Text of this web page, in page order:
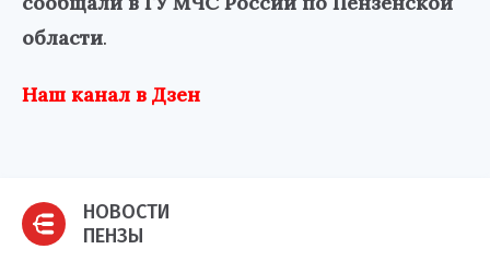
области.
Наш канал в Дзен
НОВОСТИ
ПЕНЗЫ